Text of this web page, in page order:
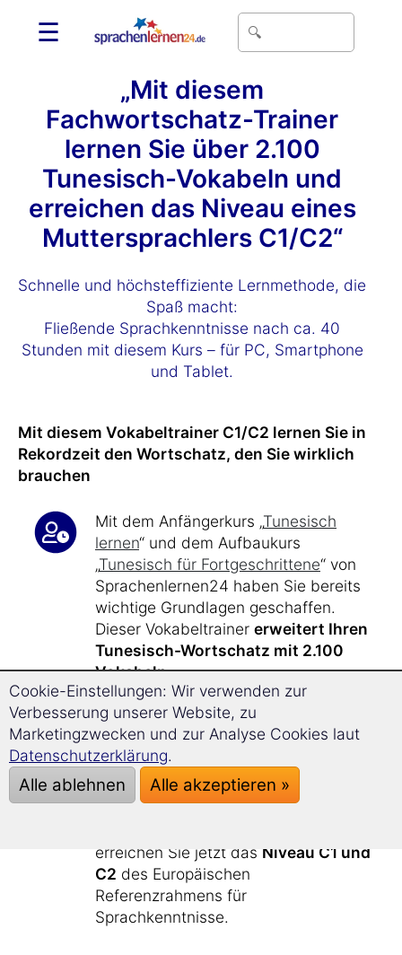
☰
„Mit diesem
Fachwortschatz-Trainer
lernen Sie über 2.100
Tunesisch-Vokabeln und
erreichen das Niveau eines
Muttersprachlers C1/C2“
Schnelle und höchsteffiziente Lernmethode, die
Spaß macht:
Fließende Sprachkenntnisse nach ca. 40
Stunden mit diesem Kurs – für PC, Smartphone
und Tablet.
Mit diesem Vokabeltrainer C1/C2 lernen Sie in
Rekordzeit den Wortschatz, den Sie wirklich
brauchen
Mit dem Anfängerkurs „Tunesisch
lernen“ und dem Aufbaukurs
„Tunesisch für Fortgeschrittene“ von
Sprachenlernen24 haben Sie bereits
wichtige Grundlagen geschaffen.
Dieser Vokabeltrainer erweitert Ihren
Tunesisch-Wortschatz mit 2.100
Vokabeln.
Bei nur17 Minuten Lernzeit
lernen Sie effizient und zielgerichtet.
Nach etwa40 Stunden Lernzeit mit
diesem Kurs, aufbauend auf dem
Basis- und Aufbaukurs (insgesamt ca.
erreichen Sie jetzt das Niveau C1 und
C2 des Europäischen
Referenzrahmens für
Sprachkenntnisse.
Cookie-Einstellungen: Wir verwenden zur
Verbesserung unserer Website, zu
Marketingzwecken und zur Analyse Cookies laut
Datenschutzerklärung.
Alle ablehnen Alle akzeptieren »